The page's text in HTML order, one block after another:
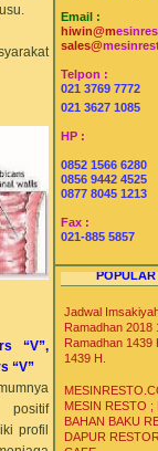
“V”,
“V”
positif
profil
Email :
hiwin@m
sales@
Telpon :
021 3769 7772
021 3627 1085
HP :
0852 1566 6280
0856 9442 4525
0877 8045 1213
Fax :
021-885 5857
POPULAR
Jadwal
Ramadhan 2018
Ramadhan 1439
1439 H.
MESIN RESTO ;
BAHAN BAKU
DAPUR